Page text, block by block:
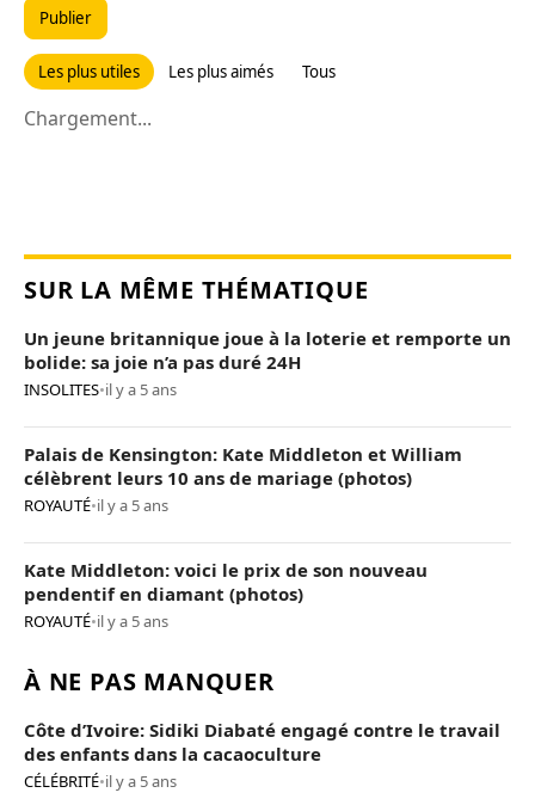
Publier
Les plus utiles Les plus aimés Tous
Chargement...
SUR LA MÊME THÉMATIQUE
Un jeune britannique joue à la loterie et remporte un
bolide: sa joie n’a pas duré 24H
INSOLITES•il y a 5 ans
Palais de Kensington: Kate Middleton et William
célèbrent leurs 10 ans de mariage (photos)
ROYAUTÉ•il y a 5 ans
Kate Middleton: voici le prix de son nouveau
pendentif en diamant (photos)
ROYAUTÉ•il y a 5 ans
À NE PAS MANQUER
Côte d’Ivoire: Sidiki Diabaté engagé contre le travail
des enfants dans la cacaoculture
CÉLÉBRITÉ•il y a 5 ans